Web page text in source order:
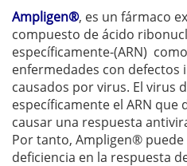
Ampligen®, es un fármaco
compuesto de ácido
específicamente-(ARN)
enfermedades con
causados por virus. El virus
específicamente el ARN
causar una respuesta
Por tanto, Ampligen®
deficiencia en la respuesta